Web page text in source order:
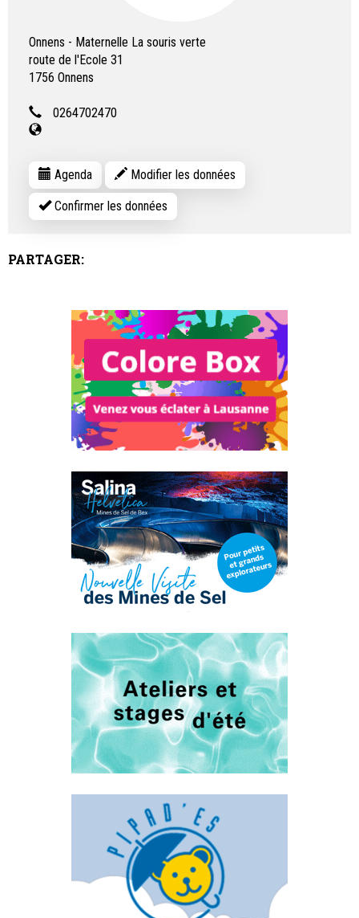
Onnens - Maternelle La souris verte
route de l'Ecole 31
1756 Onnens
0264702470
Agenda Modifier les données
Confirmer les données
PARTAGER: